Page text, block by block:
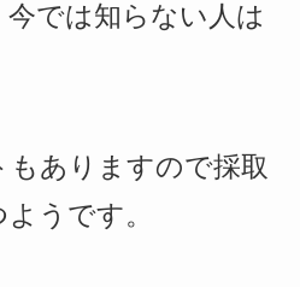
では知らない人は
ありますので採取
うです。